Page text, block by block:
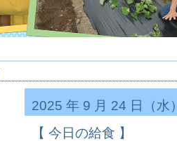
2025 年 9 月 24 日（水）
【 今日の給食 】